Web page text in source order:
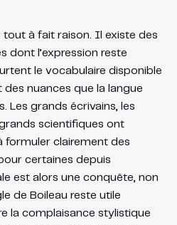
tout à fait raison. Il existe des
dont l’expression reste
le vocabulaire disponible
des nuances que la langue
Les grands écrivains, les
scientifiques ont
formuler clairement des
certaines depuis
est alors une conquête, non
de Boileau reste utile
la complaisance stylistique